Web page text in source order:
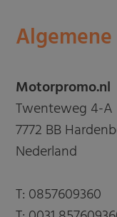
Motorpromo.nl
Twenteweg 4-A
7772 BB
Nederland
T: 0857609360